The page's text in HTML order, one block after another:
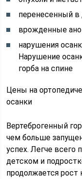
перенесенный в
врожденные
нарушения
Нарушение
горба на спине
Цены на
осанки
Вертеброгенный
чем больше
успех. Легче всего
детском и
продолжается рост